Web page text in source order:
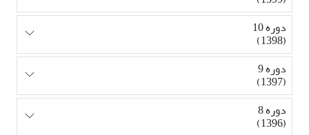
دوره 10
(1398)
دوره 9
(1397)
دوره 8
(1396)